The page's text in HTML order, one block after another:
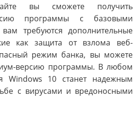
вы сможете получить
программы с базовыми
требуются дополнительные
как защита от взлома веб-
режим банка, вы можете
версию программы. В любом
Windows 10 станет надежным
с вирусами и вредоносными